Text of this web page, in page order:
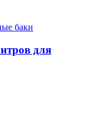
баки
для